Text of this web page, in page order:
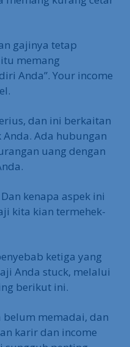
gajinya tetap
memang
Anda”. Your income
dan ini berkaitan
Ada hubungan
uang dengan
kenapa aspek ini
kita kian termehek-
ketiga yang
Anda stuck, melalui
berikut ini.
belum memadai, dan
karir dan income